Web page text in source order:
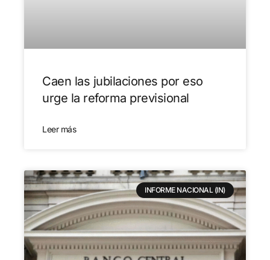
Caen las jubilaciones por eso
urge la reforma previsional
Leer más
INFORME NACIONAL (IN)